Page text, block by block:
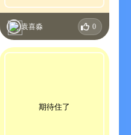
袁喜淼 0
期待住了